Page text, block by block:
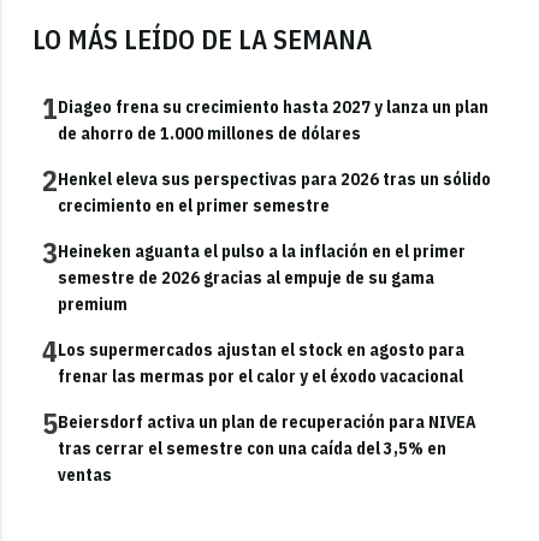
LO MÁS LEÍDO DE LA SEMANA
1Diageo frena su crecimiento hasta 2027 y lanza un plan
de ahorro de 1.000 millones de dólares
2Henkel eleva sus perspectivas para 2026 tras un sólido
crecimiento en el primer semestre
3Heineken aguanta el pulso a la inflación en el primer
semestre de 2026 gracias al empuje de su gama
premium
4Los supermercados ajustan el stock en agosto para
frenar las mermas por el calor y el éxodo vacacional
5Beiersdorf activa un plan de recuperación para NIVEA
tras cerrar el semestre con una caída del 3,5% en
ventas